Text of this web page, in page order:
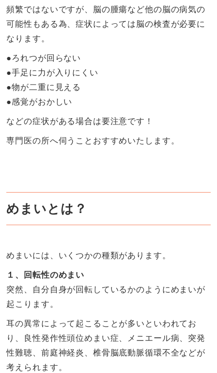
頻繁ではないですが、脳の腫瘍など他の脳の病気の
可能性もある為、症状によっては脳の検査が必要に
なります。
●ろれつが回らない
●手足に力が入りにくい
●物が二重に見える
●感覚がおかしい
などの症状がある場合は要注意です！
専門医の所へ伺うことおすすめいたします。
めまいとは？
めまいには、いくつかの種類があります。
１、回転性のめまい
突然、自分自身が回転しているかのようにめまいが
起こります。
耳の異常によって起こることが多いといわれてお
り、良性発作性頭位めまい症、メニエール病、突発
性難聴、前庭神経炎、椎骨脳底動脈循環不全などが
考えられます。